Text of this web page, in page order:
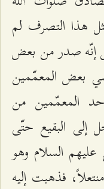
هذا التصرف لم
إنّه صدر من بعض
بعض المعمّمين
المعمّمين من
إلى البقيع حتّى
السلام وهو
فذهبت إليه